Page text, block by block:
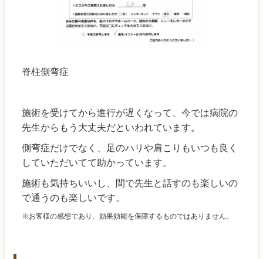
脊柱側弯症
施術を受けてから進行が遅くなって、今では病院の
先生からもう大丈夫だといわれています。
側弯症だけでなく、足のハリや肩こりもいつも良く
していただいてて助かっています。
施術も気持ちいいし、間で先生と話すのも楽しいの
で通うのも楽しいです。
※お客様の感想であり、効果効能を保障するものではありません。